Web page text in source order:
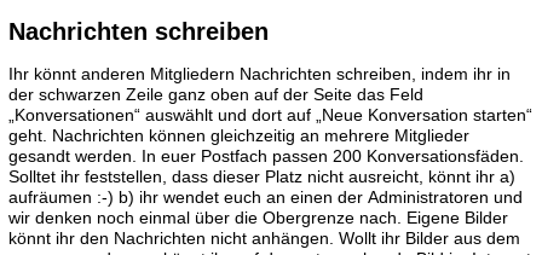
Nachrichten schreiben
Ihr könnt anderen Mitgliedern Nachrichten schreiben, indem ihr in
der schwarzen Zeile ganz oben auf der Seite das Feld
„Konversationen“ auswählt und dort auf „Neue Konversation starten“
geht. Nachrichten können gleichzeitig an mehrere Mitglieder
gesandt werden. In euer Postfach passen 200 Konversationsfäden.
Solltet ihr feststellen, dass dieser Platz nicht ausreicht, könnt ihr a)
aufräumen :-) b) ihr wendet euch an einen der Administratoren und
wir denken noch einmal über die Obergrenze nach. Eigene Bilder
könnt ihr den Nachrichten nicht anhängen. Wollt ihr Bilder aus dem